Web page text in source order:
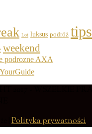
Lot luksus podróż tips
weekend
Polityka prywatności